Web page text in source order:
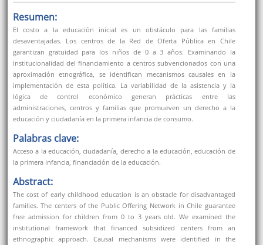
Resumen:
El costo a la educación inicial es un obstáculo para las familias
desaventajadas. Los centros de la Red de Oferta Pública en Chile
garantizan gratuidad para los niños de 0 a 3 años. Examinando la
institucionalidad del financiamiento a centros subvencionados con una
aproximación etnográfica, se identifican mecanismos causales en la
implementación de esta política. La variabilidad de la asistencia y la
lógica de control económico generan prácticas entre las
administraciones, centros y familias que promueven un derecho a la
educación y ciudadanía en la primera infancia de consumo.
Palabras clave:
Acceso a la educación, ciudadanía, derecho a la educación, educación de
la primera infancia, financiación de la educación.
Abstract:
The cost of early childhood education is an obstacle for disadvantaged
families. The centers of the Public Offering Network in Chile guarantee
free admission for children from 0 to 3 years old. We examined the
institutional framework that financed subsidized centers from an
ethnographic approach. Causal mechanisms were identified in the